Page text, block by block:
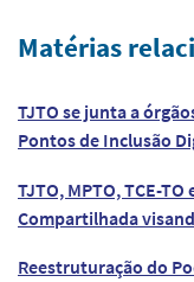
Matérias
TJTO se junta a
Pontos de Inclusão
TJTO, MPTO, TCE-
Compartilhada
Reestruturação do